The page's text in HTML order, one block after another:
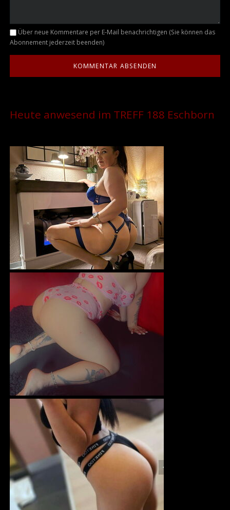
Kommentar
Über neue Kommentare per E-Mail benachrichtigen (Sie können das
Abonnement jederzeit beenden)
Heute anwesend im TREFF 188 Eschborn